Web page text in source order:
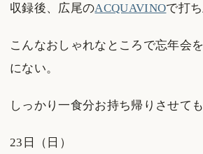
収録後、広尾のACQUAVINOで打
こんなおしゃれなところで忘年会
にない。
しっかり一食分お持ち帰りさせて
23日（日）